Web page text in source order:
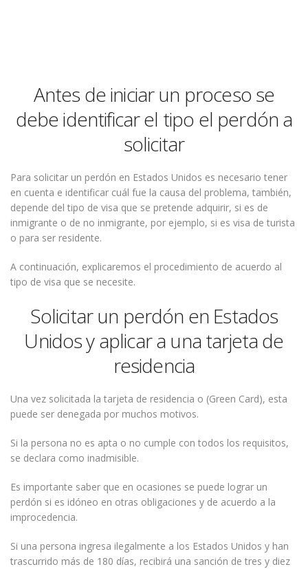
Antes de iniciar un proceso se
debe identificar el tipo el perdón a
solicitar
Para solicitar un perdón en Estados Unidos es necesario tener
en cuenta e identificar cuál fue la causa del problema, también,
depende del tipo de visa que se pretende adquirir, si es de
inmigrante o de no inmigrante, por ejemplo, si es visa de turista
o para ser residente.
A continuación, explicaremos el procedimiento de acuerdo al
tipo de visa que se necesite.
Solicitar un perdón en Estados
Unidos y aplicar a una tarjeta de
residencia
Una vez solicitada la tarjeta de residencia o (Green Card), esta
puede ser denegada por muchos motivos.
Si la persona no es apta o no cumple con todos los requisitos,
se declara como inadmisible.
Es importante saber que en ocasiones se puede lograr un
perdón si es idóneo en otras obligaciones y de acuerdo a la
improcedencia.
Si una persona ingresa ilegalmente a los Estados Unidos y han
trascurrido más de 180 días, recibirá una sanción de tres y diez